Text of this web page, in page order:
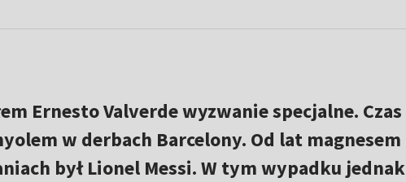
Ernesto Valverde wyzwanie specjalne. Czas
w derbach Barcelony. Od lat magnesem
był Lionel Messi. W tym wypadku jednak